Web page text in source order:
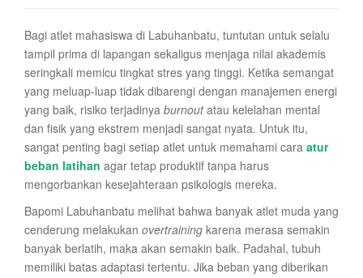
n
Bagi atlet mahasiswa di Labuhanbatu, tuntutan untuk selalu
tampil prima di lapangan sekaligus menjaga nilai akademis
seringkali memicu tingkat stres yang tinggi. Ketika semangat
yang meluap-luap tidak dibarengi dengan manajemen energi
yang baik, risiko terjadinya burnoutatau kelelahan mental
dan fisik yang ekstrem menjadi sangat nyata. Untuk itu,
sangat penting bagi setiap atlet untuk memahami cara atur
beban latihan agar tetap produktif tanpa harus
mengorbankan kesejahteraan psikologis mereka.
Bapomi Labuhanbatu melihat bahwa banyak atlet muda yang
cenderung melakukan overtraining karena merasa semakin
banyak berlatih, maka akan semakin baik. Padahal, tubuh
memiliki batas adaptasi tertentu. Jika beban yang diberikan